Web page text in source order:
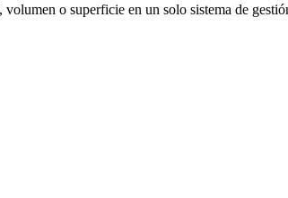
o superficie en un solo sistema de